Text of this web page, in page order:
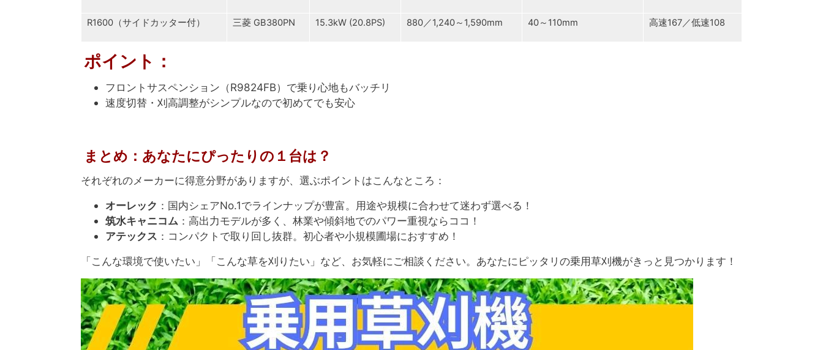
R1600（サイドカッター付） 三菱 GB380PN 15.3kW (20.8PS) 880／1,240～1,590mm 40～110mm 高速167／低速108
ポイント ：
フロントサスペンション（R9824FB）で乗り心地もバッチリ
速度切替・刈高調整がシンプルなので初めてでも安心
まとめ：あなたにぴったりの１台は？
それぞれのメーカーに得意分野がありますが、選ぶポイントはこんなところ：
オーレック ：国内シェアNo.1でラインナップが豊富。用途や規模に合わせて迷わず選べる！
筑水キャニコム ：高出力モデルが多く、林業や傾斜地でのパワー重視ならココ！
アテックス ：コンパクトで取り回し抜群。初心者や小規模圃場におすすめ！
「こんな環境で使いたい」「こんな草を刈りたい」など、お気軽にご相談ください。あなたにピッタリの乗用草刈機がきっと見つかります！